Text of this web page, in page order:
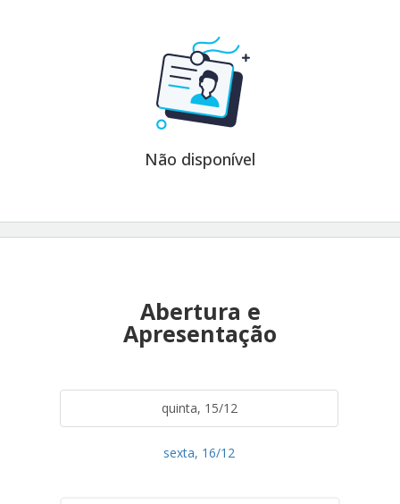
Não disponível
Abertura e
Apresentação
quinta, 15/12
sexta, 16/12